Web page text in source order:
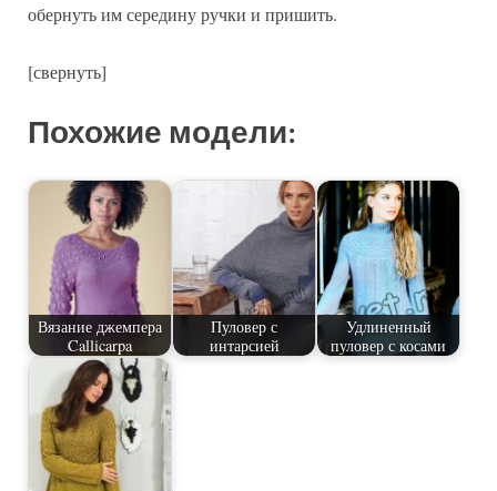
обернуть им середину ручки и пришить.
[свернуть]
Похожие модели:
Вязание джемпера
Callicarpa
Пуловер с
интарсией
Удлиненный
пуловер с косами